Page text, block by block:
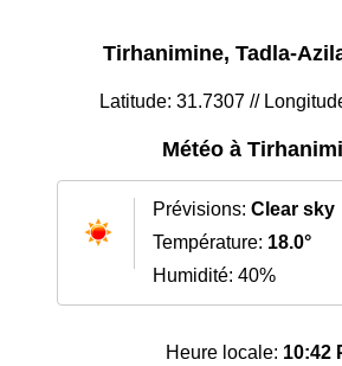
Tirhanimine, Tadla-
Latitude: 31.7307 //
Météo à
Prévisions: Clear sky
Température: 18.0°
Humidité: 40%
Heure locale: 10:42